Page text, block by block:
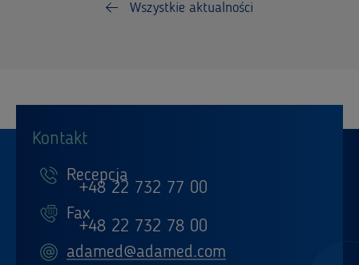
Wszystkie aktualności
Kontakt
Recepcja
+48 22 732 77 00
Fax
+48 22 732 78 00
adamed@adamed.com